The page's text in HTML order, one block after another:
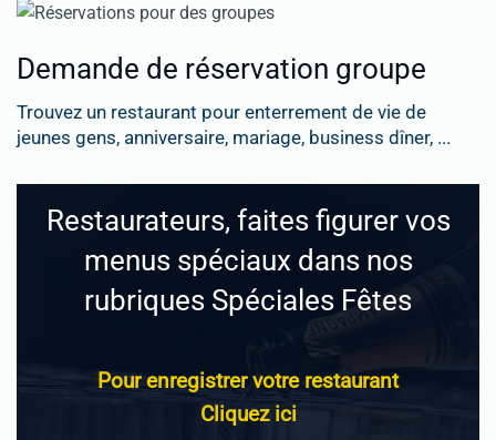
Demande de réservation groupe
Trouvez un restaurant pour enterrement de vie de
jeunes gens, anniversaire, mariage, business dîner, ...
Restaurateurs, faites figurer vos
menus spéciaux dans nos
rubriques Spéciales Fêtes
Pour enregistrer votre restaurant
Cliquez ici